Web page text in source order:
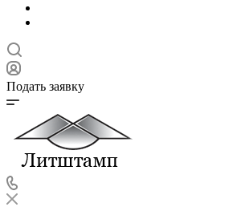
Подать заявку